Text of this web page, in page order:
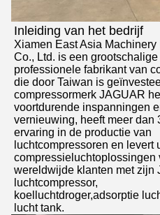
Inleiding van het bedrijf
Xiamen East Asia Machinery
Co., Ltd. is een grootschalige
professionele fabrikant van
die door Taiwan is
compressormerk JAGUAR
voortdurende inspanningen
vernieuwing, heeft meer dan
ervaring in de productie van
luchtcompressoren en levert
compressieluchtoplossingen
wereldwijde klanten met zijn
luchtcompressor,
koelluchtdroger,adsorptie
lucht tank.